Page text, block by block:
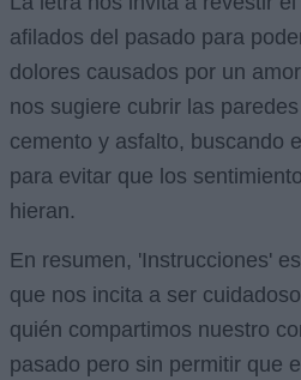
afilados del pasado para
dolores causados por un
nos sugiere cubrir las
cemento y asfalto, buscando
para evitar que los
hieran.
En resumen, 'Instrucciones'
que nos incita a ser
quién compartimos nuestro
pasado pero sin permitir que